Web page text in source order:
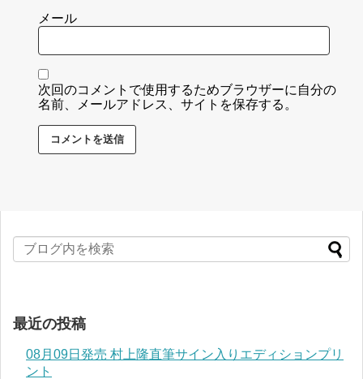
メール
次回のコメントで使用するためブラウザーに自分の
名前、メールアドレス、サイトを保存する。
最近の投稿
08月09日発売 村上隆直筆サイン入りエディションプリ
ント